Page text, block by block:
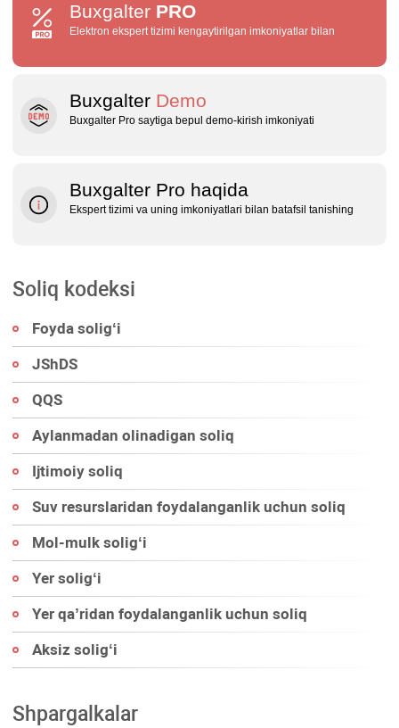
Buxgalter PRO
Elektron ekspert tizimi kengaytirilgan imkoniyatlar bilan
Buxgalter Demo
Buxgalter Pro saytiga bepul demo‑kirish imkoniyati
Buxgalter Pro haqida
Ekspert tizimi va uning imkoniyatlari bilan batafsil tanishing
Soliq kodeksi
Foyda soligʻi
JShDS
QQS
Aylanmadan olinadigan soliq
Ijtimoiy soliq
Suv resurslaridan foydalanganlik uchun soliq
Mol-mulk soligʻi
Yer soligʻi
Yer qa’ridan foydalanganlik uchun soliq
Aksiz soligʻi
Shpargalkalar